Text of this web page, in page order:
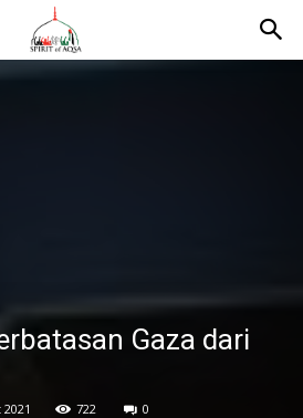
Gaza dari
722 0